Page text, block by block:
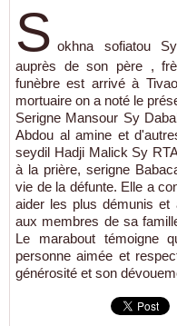
S okhna sofiatou
auprès de son père ,
funèbre est arrivé à
mortuaire on a noté le
Serigne Mansour Sy
Abdou al amine et
seydil Hadji Malick Sy
à la prière, serigne
vie de la défunte. Elle a
aider les plus démunis et
aux membres de sa
Le marabout témoigne
personne aimée et
générosité et son